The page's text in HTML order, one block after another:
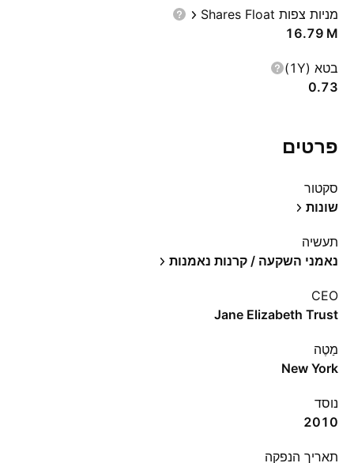
מניות צפות Shares Float
‪16.79 M‬
בטא (1Y)
0.73
פרטים
סקטור
שונות
תעשיה
נאמני השקעה / קרנות נאמנות
CEO
Jane Elizabeth Trust
מַטֶה
New York
נוסד
2010
תאריך הנפקה